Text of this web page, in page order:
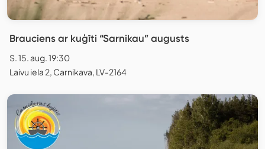
Brauciens ar kuģīti “Sarnikau” augusts
S. 15. aug. 19:30
Laivu iela 2, Carnikava, LV-2164